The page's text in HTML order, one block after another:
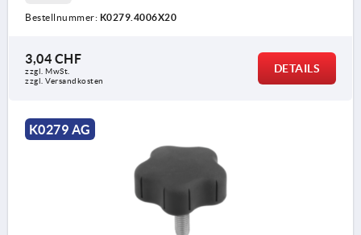
Bestellnummer: K0279.4006X20
3,04 CHF
zzgl. MwSt.
zzgl. Versandkosten
DETAILS
K0279 AG